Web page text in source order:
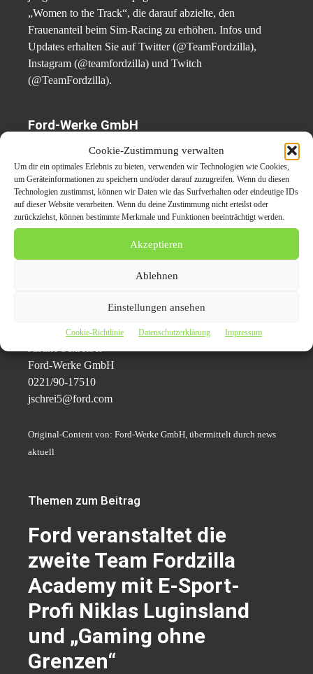
Cookie-Zustimmung verwalten
Um dir ein optimales Erlebnis zu bieten, verwenden wir Technologien wie Cookies,
um Geräteinformationen zu speichern und/oder darauf zuzugreifen. Wenn du diesen
Technologien zustimmst, können wir Daten wie das Surfverhalten oder eindeutige IDs
auf dieser Website verarbeiten. Wenn du deine Zustimmung nicht erteilst oder
zurückziehst, können bestimmte Merkmale und Funktionen beeinträchtigt werden.
Akzeptieren
Ablehnen
Einstellungen ansehen
Cookie-Richtlinie Datenschutzerklärung Impressum
„Women to the Track“, die darauf abzielte, den
Frauenanteil beim Sim-Racing zu erhöhen. Infos und
Updates erhalten Sie auf Twitter (@TeamFordzilla),
Instagram (@teamfordzilla) und Twitch
(@TeamFordzilla).
Ford-Werke GmbH
Die Ford-Werke GmbH ist ein deutscher
Automobilhersteller und Mobilitätsanbieter mit Sitz in
Köln. Das Unternehmen beschäftigt an den Standorten
Köln, Saarlouis und Aachen mehr als 20.000
Mitarbeiterinnen und Mitarbeiter. Seit der Gründung im
Jahr 1925 haben die Ford-Werke mehr als 47 Millionen
Fahrzeuge produziert. Weitere Presse-Informationen
finden Sie unter http://www.media.ford.com.
Ford-Werke GmbH
0221/90-17510
jschrei5@ford.com
Original-Content von: Ford-Werke GmbH, übermittelt durch news
aktuell
Themen zum Beitrag
Ford veranstaltet die
zweite Team Fordzilla
Academy mit E-Sport-
Profi Niklas Luginsland
und „Gaming ohne
Grenzen“